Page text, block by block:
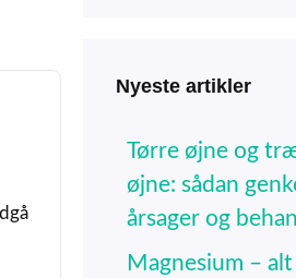
Nyeste artikler
Tørre øjne og
øjne: sådan
årsager og
Magnesium –